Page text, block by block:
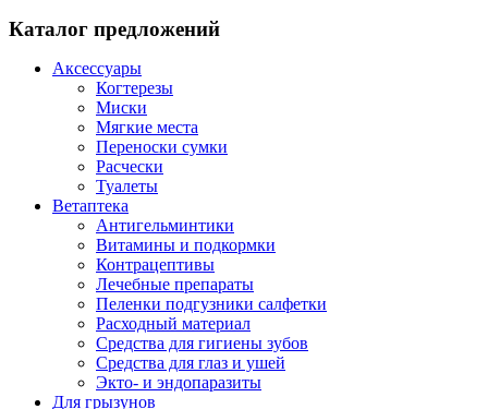
Каталог предложений
Аксессуары
Когтерезы
Миски
Мягкие места
Переноски сумки
Расчески
Туалеты
Ветаптека
Антигельминтики
Витамины и подкормки
Контрацептивы
Лечебные препараты
Пеленки подгузники салфетки
Расходный материал
Средства для гигиены зубов
Средства для глаз и ушей
Экто- и эндопаразиты
Для грызунов